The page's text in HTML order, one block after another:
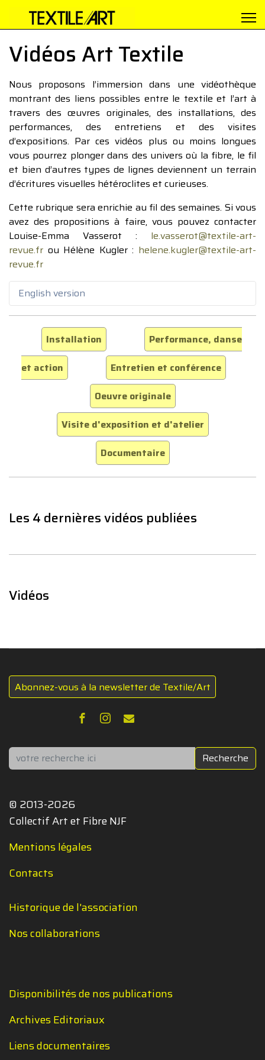
Vidéos Art Textile
Nous proposons l’immersion dans une vidéothèque
montrant des liens possibles entre le textile et l’art à
travers des œuvres originales, des installations, des
performances, des entretiens et des visites
d’expositions. Par ces vidéos plus ou moins longues
vous pourrez plonger dans des univers où la fibre, le fil
et bien d’autres types de lignes deviennent un terrain
d’écritures visuelles hétéroclites et curieuses.
Cette rubrique sera enrichie au fil des semaines. Si vous
avez des propositions à faire, vous pouvez contacter
Louise-Emma Vasserot : le.vasserot@textile-art-
revue.fr ou Hélène Kugler : helene.kugler@textile-art-
revue.fr
English version
Installation
Performance, danse
et action
Entretien et conférence
Oeuvre originale
Visite d'exposition et d'atelier
Documentaire
Les 4 dernières vidéos publiées
Vidéos
Abonnez-vous à la newsletter de Textile/Art
Rechercher Recherche
© 2013-2026
Collectif Art et Fibre NJF
Mentions légales
Contacts
Historique de l'association
Nos collaborations
Disponibilités de nos publications
Archives Editoriaux
Liens documentaires